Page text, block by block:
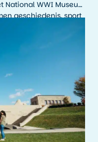
National WWI Museum
geschiedenis, sport